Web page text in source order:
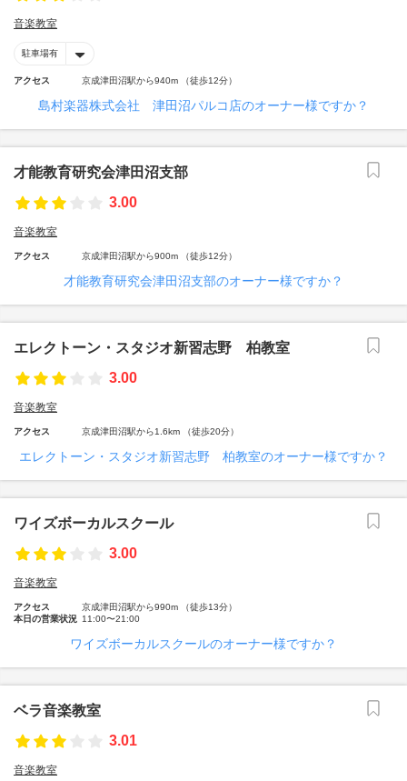
音楽教室
駐車場有
アクセス 京成津田沼駅から940m （徒歩12分）
島村楽器株式会社 津田沼パルコ店のオーナー様ですか？
才能教育研究会津田沼支部
3.00
音楽教室
アクセス 京成津田沼駅から900m （徒歩12分）
才能教育研究会津田沼支部のオーナー様ですか？
エレクトーン・スタジオ新習志野 柏教室
3.00
音楽教室
アクセス 京成津田沼駅から1.6km （徒歩20分）
エレクトーン・スタジオ新習志野 柏教室のオーナー様ですか？
ワイズボーカルスクール
3.00
音楽教室
アクセス
京成津田沼駅から990m （徒歩13分）
本日の営業状況 11:00〜21:00
ワイズボーカルスクールのオーナー様ですか？
ベラ音楽教室
3.01
音楽教室